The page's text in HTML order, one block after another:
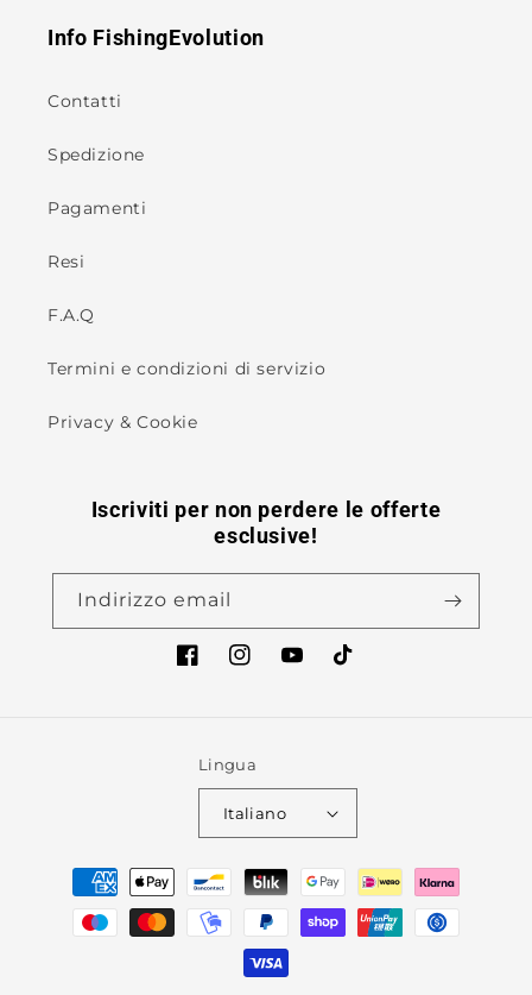
Info FishingEvolution
Contatti
Spedizione
Pagamenti
Resi
F.A.Q
Termini e condizioni di servizio
Privacy & Cookie
Iscriviti per non perdere le offerte
esclusive!
Indirizzo email
FacebookInstagramYouTubeTikTok
Lingua
Italiano
Metodi
pagamento